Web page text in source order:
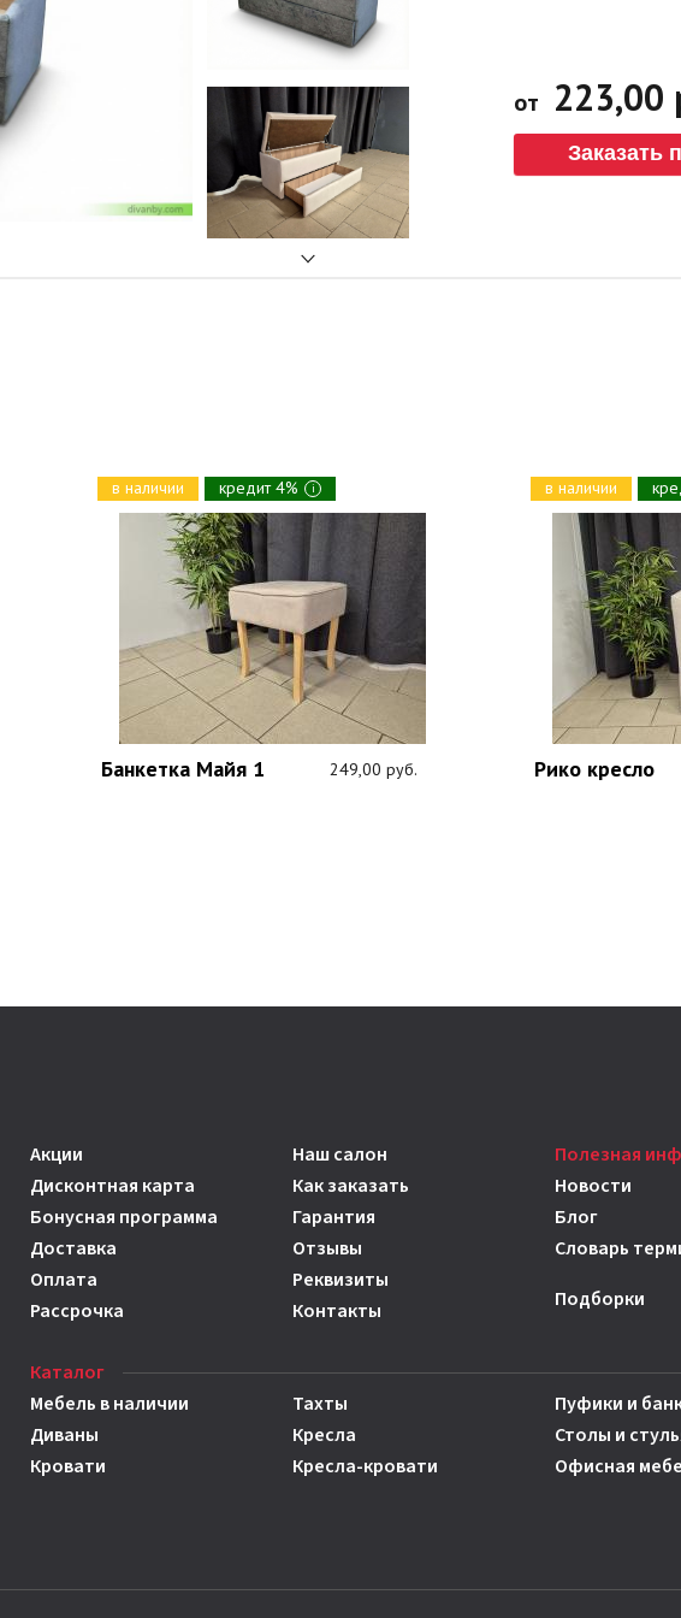
от 223,00
Заказать
в наличии кредит 4% i
Банкетка Майя 1 249,00 руб.
в наличии
Рико кресло
Акции
Наш салон
Дисконтная карта
Как заказать
Бонусная программа
Гарантия
Доставка
Отзывы
Оплата
Реквизиты
Рассрочка
Контакты
Полезная
Новости
Блог
Словарь
Подборки
Каталог
Мебель в наличии
Диваны
Кровати
Тахты
Кресла
Кресла-кровати
Пуфики и
Столы и
Офисная